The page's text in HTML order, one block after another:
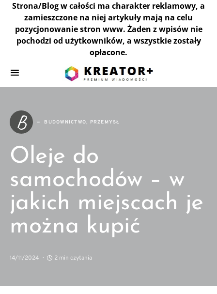
Strona/Blog w całości ma charakter reklamowy, a
zamieszczone na niej artykuły mają na celu
pozycjonowanie stron www. Żaden z wpisów nie
pochodzi od użytkowników, a wszystkie zostały
opłacone.
B BUDOWNICTWO, PRZEMYSŁ
Oleje do
samochodów – w
jakich miejscach je
można kupić
14/11/2024 2 min czytania